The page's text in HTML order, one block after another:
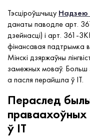
Тэсціроўшчыцу Надзею
данаты паводле арт.
дзейнасці) і арт. 361-
фінансавая падтрымка
Мінскі дзяржаўны
замежных моваў.
а пасля перайшла ў IT.
Пераслед
праваахоўных
ў ІТ